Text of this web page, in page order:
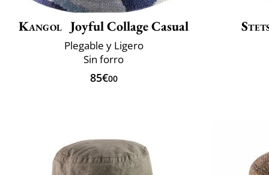
Kangol Joyful Collage Casual
Plegable y Ligero
Sin forro
85€00